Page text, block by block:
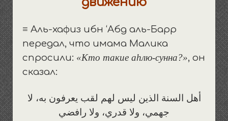
≡ Аль-хафиз ибн ‘Абд аль-Барр
передал, что имама Малика
спросили: «Кто такие аhлю-сунна?», он
сказал:
أهل السنة الذين ليس لهم لقب يعرفون به، لا
جهمي، ولا قدري، ولا رافضي